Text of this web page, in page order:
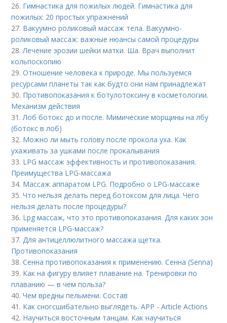
26. Гимнастика для пожилых людей. Гимнастика для
пожилых: 20 простых упражнений
27. Вакуумно роликовый массаж тела. Вакуумно-
роликовый массаж: важные нюансы самой процедуры
28. Лечение эрозии шейки матки. Ша. Врач выполнит
кольпоскопию
29.Отношение человека к природе. Мы пользуемся
ресурсами планеты так как будто они нам принадлежат
30. Противопоказания к ботулотоксину в косметологии.
Механизм действия
31. Лоб ботокс до и после. Мимические морщины на лбу
(ботокс в лоб)
32. Можно ли мыть голову после прокола уха. Как
ухаживать за ушками после прокалывания
33. LPG массаж эффективность и противопоказания.
Преимущества LPG-массажа
34. Массаж аппаратом LPG. Подробно о LPG-массаже
35.Что нельзя делать перед ботоксом для лица. Чего
нельзя делать после процедуры?
36. Lpg массаж, что это противопоказания. Для каких зон
применяется LPG-массаж?
37. Для антицеллюлитного массажа щетка.
Противопоказания
38.Сенна противопоказания к применению. Сенна (Senna)
39. Как на фигуру влияет плавание на. Тренировки по
плаванию — в чем польза?
40.Чем вредны пельмени. Состав
41. Как сногсшибательно выглядеть. APP - Article Actions
42. Научиться восточным танцам. Как научиться